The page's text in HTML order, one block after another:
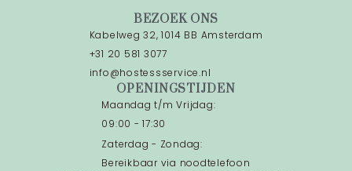
BEZOEK ONS
Kabelweg 32, 1014 BB Amsterdam
+31 20 581 3077
info@hostessservice.nl
OPENINGSTIJDEN
Maandag t/m Vrijdag:
09:00 - 17:30
Zaterdag - Zondag:
Bereikbaar via noodtelefoon